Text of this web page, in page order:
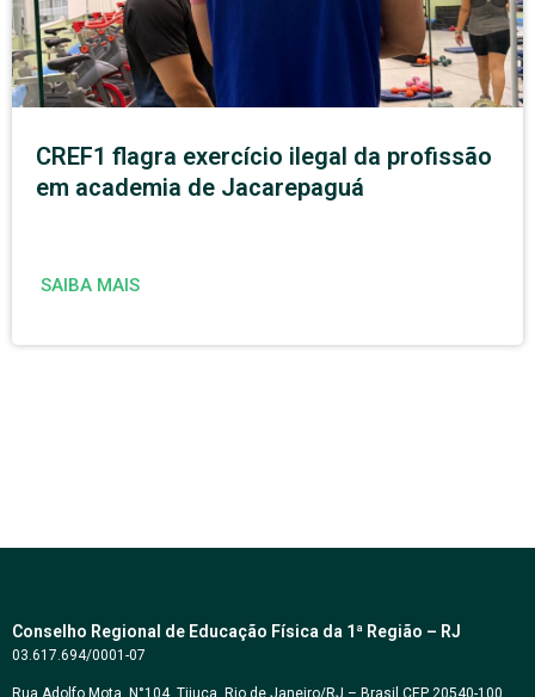
CREF1 flagra exercício ilegal da profissão
em academia de Jacarepaguá
SAIBA MAIS
Conselho Regional de Educação Física da 1ª Região – RJ
03.617.694/0001-07